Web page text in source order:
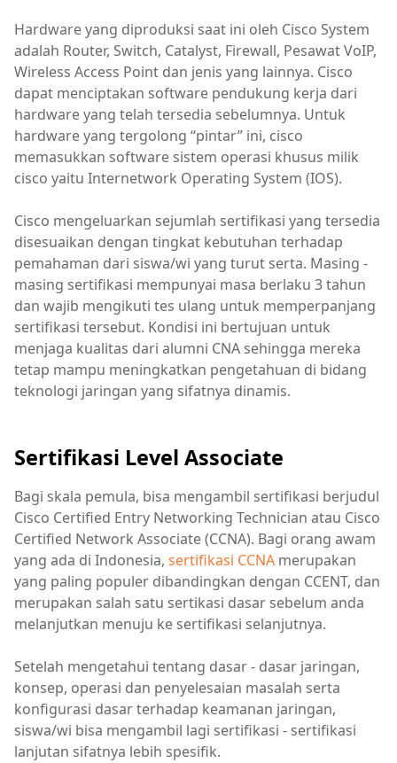
Hardware yang diproduksi saat ini oleh Cisco System
adalah Router, Switch, Catalyst, Firewall, Pesawat VoIP,
Wireless Access Point dan jenis yang lainnya. Cisco
dapat menciptakan software pendukung kerja dari
hardware yang telah tersedia sebelumnya. Untuk
hardware yang tergolong “pintar” ini, cisco
memasukkan software sistem operasi khusus milik
cisco yaitu Internetwork Operating System (IOS).
Cisco mengeluarkan sejumlah sertifikasi yang tersedia
disesuaikan dengan tingkat kebutuhan terhadap
pemahaman dari siswa/wi yang turut serta. Masing -
masing sertifikasi mempunyai masa berlaku 3 tahun
dan wajib mengikuti tes ulang untuk memperpanjang
sertifikasi tersebut. Kondisi ini bertujuan untuk
menjaga kualitas dari alumni CNA sehingga mereka
tetap mampu meningkatkan pengetahuan di bidang
teknologi jaringan yang sifatnya dinamis.
Sertifikasi Level Associate
Bagi skala pemula, bisa mengambil sertifikasi berjudul
Cisco Certified Entry Networking Technician atau Cisco
Certified Network Associate (CCNA). Bagi orang awam
yang ada di Indonesia, sertifikasi CCNA merupakan
yang paling populer dibandingkan dengan CCENT, dan
merupakan salah satu sertikasi dasar sebelum anda
melanjutkan menuju ke sertifikasi selanjutnya.
Setelah mengetahui tentang dasar - dasar jaringan,
konsep, operasi dan penyelesaian masalah serta
konfigurasi dasar terhadap keamanan jaringan,
siswa/wi bisa mengambil lagi sertifikasi - sertifikasi
lanjutan sifatnya lebih spesifik.